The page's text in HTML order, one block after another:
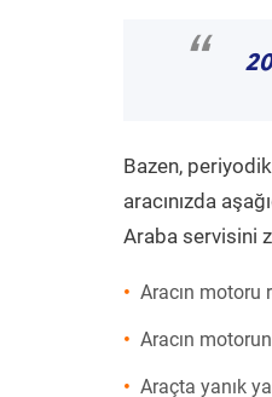
“
Bazen,
aracınızda
Araba servisini
Aracın motoru
Aracın
Araçta yanık